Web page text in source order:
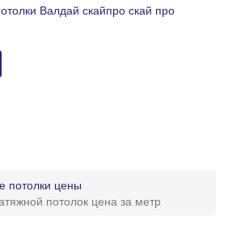
потолки цены
потолок цена за метр